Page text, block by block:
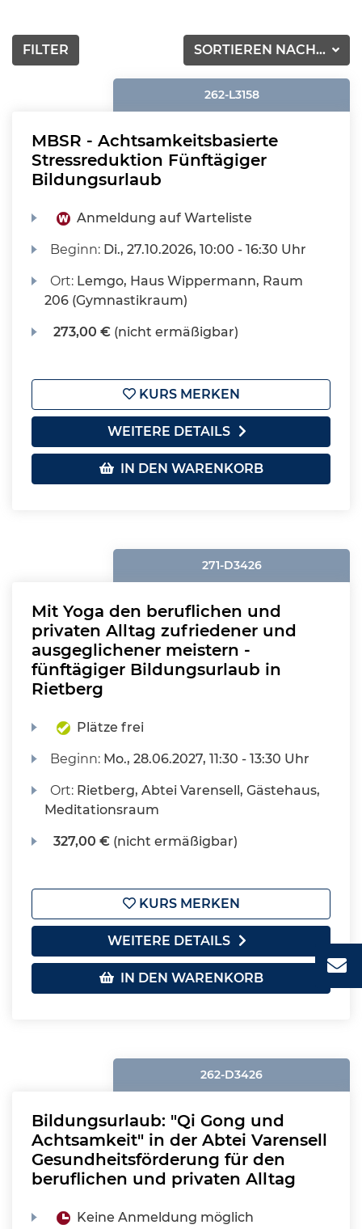
SORTIEREN NACH...
FILTER
262-L3158
MBSR - Achtsamkeitsbasierte
Stressreduktion Fünftägiger
Bildungsurlaub
Anmeldung auf Warteliste
Beginn: Di., 27.10.2026, 10:00 - 16:30 Uhr
Ort: Lemgo, Haus Wippermann, Raum
206 (Gymnastikraum)
273,00 € (nicht ermäßigbar)
KURS MERKEN
WEITERE DETAILS
IN DEN WARENKORB
271-D3426
Mit Yoga den beruflichen und
privaten Alltag zufriedener und
ausgeglichener meistern -
fünftägiger Bildungsurlaub in
Rietberg
Plätze frei
Beginn: Mo., 28.06.2027, 11:30 - 13:30 Uhr
Ort: Rietberg, Abtei Varensell, Gästehaus,
Meditationsraum
327,00 € (nicht ermäßigbar)
KURS MERKEN
WEITERE DETAILS
IN DEN WARENKORB
262-D3426
Bildungsurlaub: "Qi Gong und
Achtsamkeit" in der Abtei Varensell
Gesundheitsförderung für den
beruflichen und privaten Alltag
Keine Anmeldung möglich